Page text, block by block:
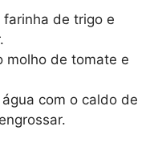
farinha de trigo e
molho de tomate e
com o caldo de